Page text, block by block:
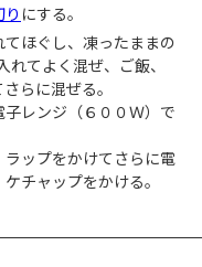
にする。
ほぐし、凍ったままの
れてよく混ぜ、ご飯、
らに混ぜる。
レンジ（６００Ｗ）で
ップをかけてさらに電
チャップをかける。